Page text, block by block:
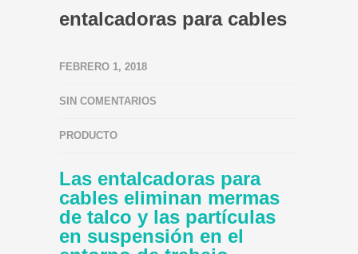
entalcadoras para cables
FEBRERO 1, 2018
SIN COMENTARIOS
PRODUCTO
Las entalcadoras para
cables eliminan mermas
de talco y las partículas
en suspensión en el